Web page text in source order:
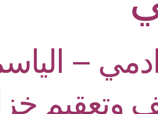
–
وتعقيم